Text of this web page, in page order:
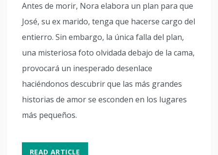
Antes de morir, Nora elabora un plan para que
José, su ex marido, tenga que hacerse cargo del
entierro. Sin embargo, la única falla del plan,
una misteriosa foto olvidada debajo de la cama,
provocará un inesperado desenlace
haciéndonos descubrir que las más grandes
historias de amor se esconden en los lugares
más pequeños.
READ ARTICLE